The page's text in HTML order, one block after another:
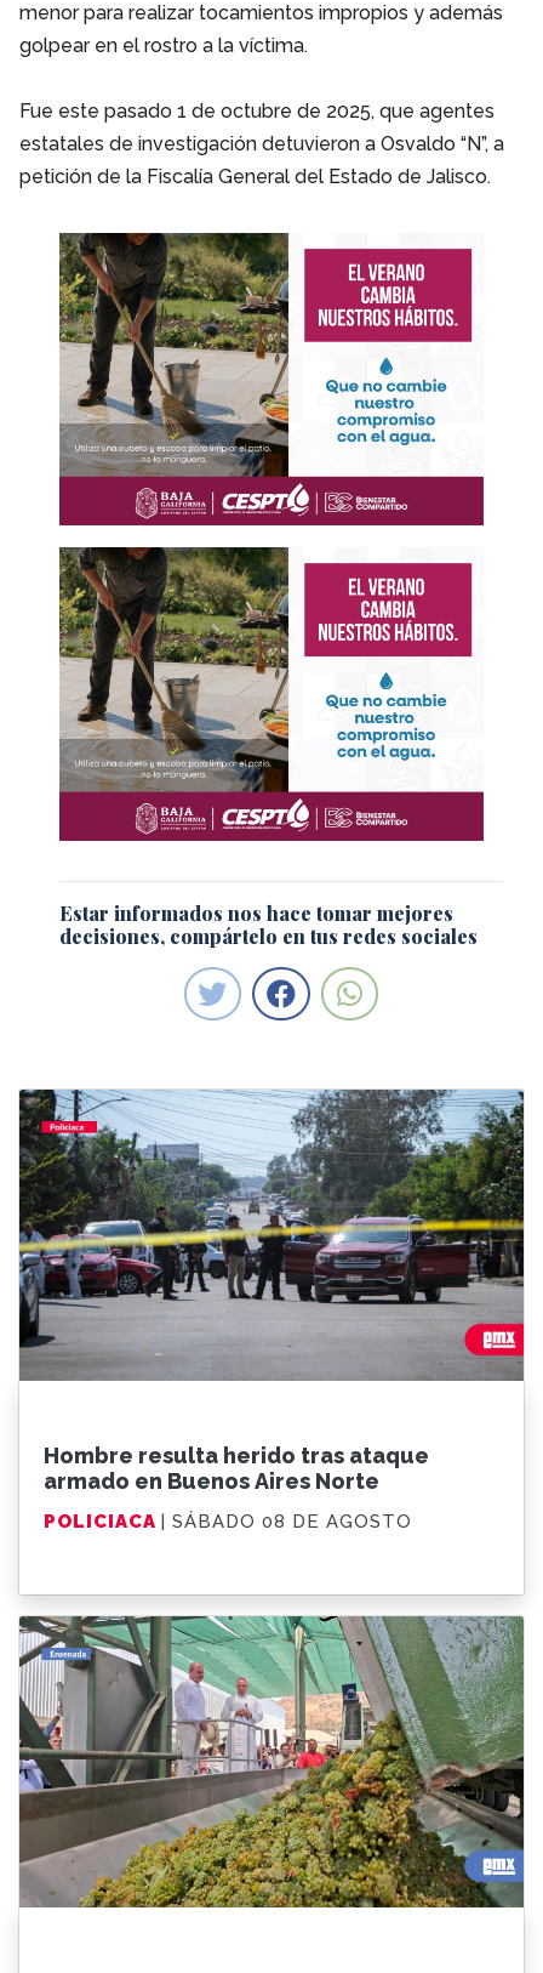
Hombre resulta herido tras ataque
armado en Buenos Aires Norte
POLICIACA | SÁBADO 08 DE AGOSTO
menor para realizar tocamientos impropios y además
golpear en el rostro a la víctima.
Fue este pasado 1 de octubre de 2025, que agentes
estatales de investigación detuvieron a Osvaldo “N”, a
petición de la Fiscalía General del Estado de Jalisco.
Estar informados nos hace tomar mejores
decisiones, compártelo en tus redes sociales